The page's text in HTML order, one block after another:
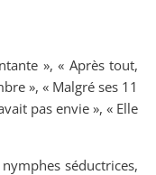
», « Après tout,
», « Malgré ses 11
pas envie », « Elle
séductrices,